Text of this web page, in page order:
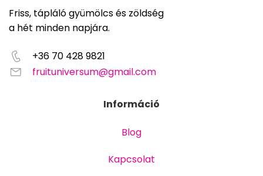
Friss, tápláló gyümölcs és zöldség
a hét minden napjára.
+36 70 428 9821
fruituniversum@gmail.com
Információ
Blog
Kapcsolat